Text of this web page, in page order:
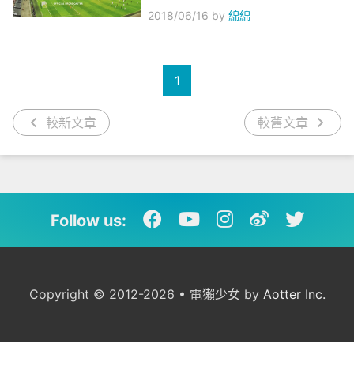
2018/06/16 by綿綿
較新文章
1
較舊文章
Follow us:
Copyright © 2012-2026 • 電獺少女 by Aotter Inc.